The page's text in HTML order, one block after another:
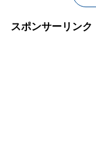
スポンサーリンク